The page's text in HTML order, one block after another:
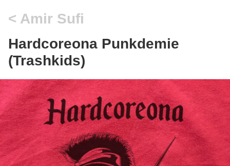
Amir Sufi
Hardcoreona Punkdemie
(Trashkids)